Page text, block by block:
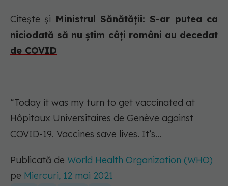
Citește și Ministrul Sănătăţii: S-ar putea ca
niciodată să nu ştim câți români au decedat
de COVID
“Today it was my turn to get vaccinated at
Hôpitaux Universitaires de Genève against
COVID-19. Vaccines save lives. It’s...
Publicată de World Health Organization (WHO)
pe Miercuri, 12 mai 2021